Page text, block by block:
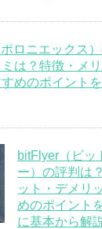
ロニエックス
は？特徴・メ
めのポイント
bitFlyer（ビッ
ー）の評判は
ット・デメリ
めのポイント
に基本から解